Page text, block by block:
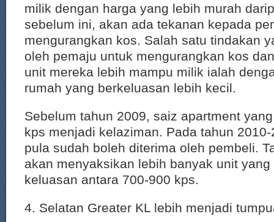
milik dengan harga yang lebih murah
sebelum ini, akan ada tekanan kepada
mengurangkan kos. Salah satu tindakan
oleh pemaju untuk mengurangkan kos
unit mereka lebih mampu milik ialah
rumah yang berkeluasan lebih kecil.
Sebelum tahun 2009, saiz apartment
kps menjadi kelaziman. Pada tahun
pula sudah boleh diterima oleh pembeli.
akan menyaksikan lebih banyak unit
keluasan antara 700-900 kps.
4. Selatan Greater KL lebih menjadi